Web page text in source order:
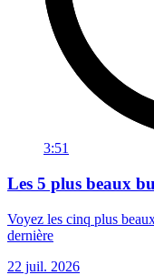
3:51
Les 5 plus beaux
Voyez les cinq plus
dernière
22 juil. 2026